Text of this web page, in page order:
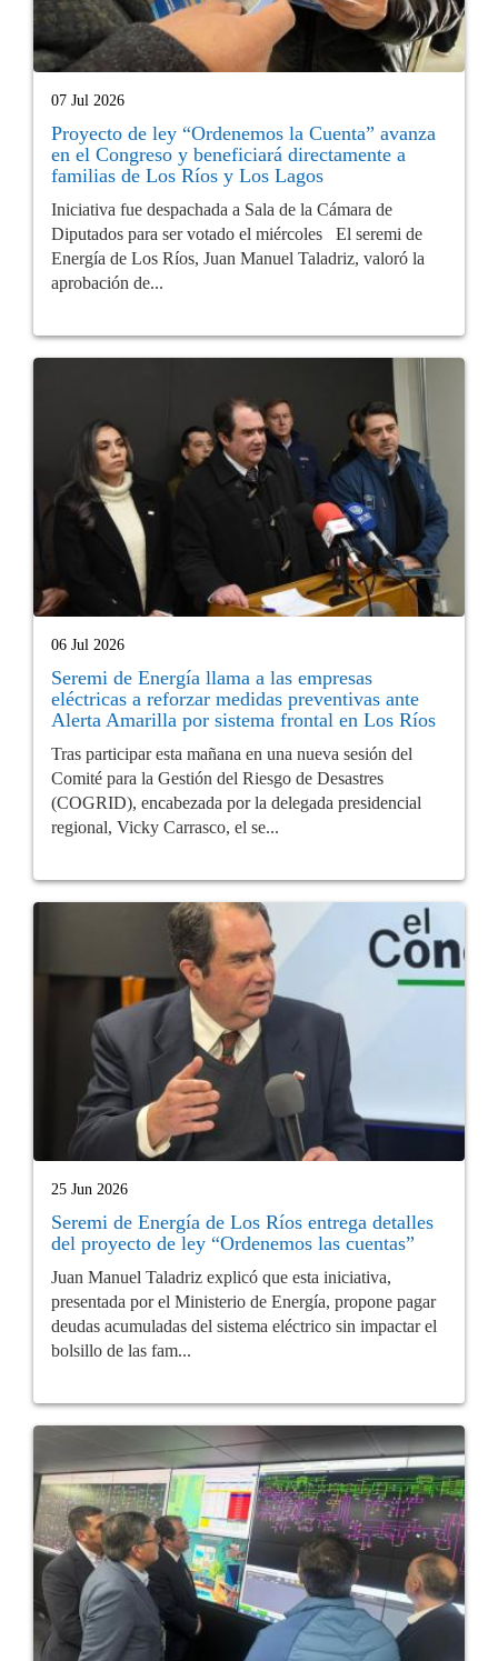
07 Jul 2026
Proyecto de ley “Ordenemos la Cuenta” avanza
en el Congreso y beneficiará directamente a
familias de Los Ríos y Los Lagos
Iniciativa fue despachada a Sala de la Cámara de
Diputados para ser votado el miércoles El seremi de
Energía de Los Ríos, Juan Manuel Taladriz, valoró la
aprobación de...
06 Jul 2026
Seremi de Energía llama a las empresas
eléctricas a reforzar medidas preventivas ante
Alerta Amarilla por sistema frontal en Los Ríos
Tras participar esta mañana en una nueva sesión del
Comité para la Gestión del Riesgo de Desastres
(COGRID), encabezada por la delegada presidencial
regional, Vicky Carrasco, el se...
25 Jun 2026
Seremi de Energía de Los Ríos entrega detalles
del proyecto de ley “Ordenemos las cuentas”
Juan Manuel Taladriz explicó que esta iniciativa,
presentada por el Ministerio de Energía, propone pagar
deudas acumuladas del sistema eléctrico sin impactar el
bolsillo de las fam...